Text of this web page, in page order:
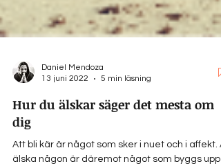
Daniel Mendoza
13 juni 2022
5 min läsning
Hur du älskar säger det mesta om
dig